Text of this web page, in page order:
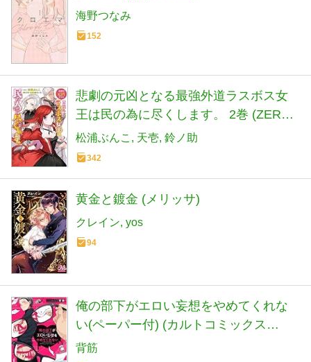
海野つなみ
152
悲劇の元凶となる最強外道ラスボス女
王は民の為に尽くします。 2巻 (ZERO-
SUMコミックス)
松浦ぶんこ 天壱 鈴ノ助
342
黄金と鍍金 (メリッサ)
クレイン yos
94
俺の部下がエロい妄想をやめてくれな
い(ペーパー付) (カルトコミックス
equal collection)
背筋